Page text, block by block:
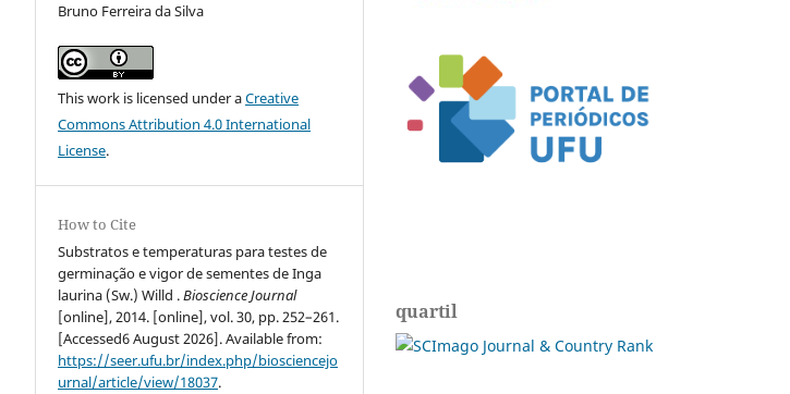
Bruno Ferreira da Silva
This work is licensed under aCreative
Commons Attribution 4.0 International
License.
How to Cite
Substratos e temperaturas para testes de
germinação e vigor de sementes de Inga
laurina (Sw.) Willd .Bioscience Journal
[online], 2014. [online], vol. 30, pp. 252–261.
[Accessed6 August 2026]. Available from:
https://seer.ufu.br/index.php/biosciencejo
urnal/article/view/18037.
quartil